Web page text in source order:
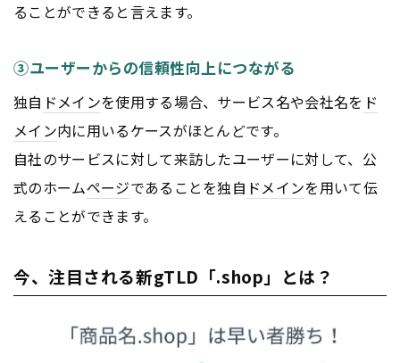
ることができると言えます。
③ユーザーからの信頼性向上につながる
独自 ドメインを使用する場合、サービス名や会社名を ド
メイン内に用いるケースがほとんどです。
自社のサービスに対して来訪したユーザーに対して、公
式のホームページであることを独自 ドメインを用いて伝
えることができます。
今、注目される新gTLD「.shop」とは？